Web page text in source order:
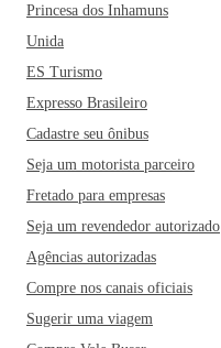
Princesa dos Inhamuns
Unida
ES Turismo
Expresso Brasileiro
Cadastre seu ônibus
Seja um motorista parceiro
Fretado para empresas
Seja um revendedor autorizado
Agências autorizadas
Compre nos canais oficiais
Sugerir uma viagem